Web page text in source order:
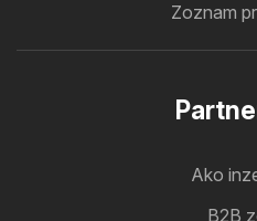
Zoznam
Ako
B2B